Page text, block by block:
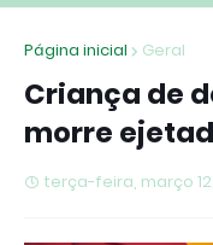
Página inicial Geral
Criança de
morre
terça-feira, março